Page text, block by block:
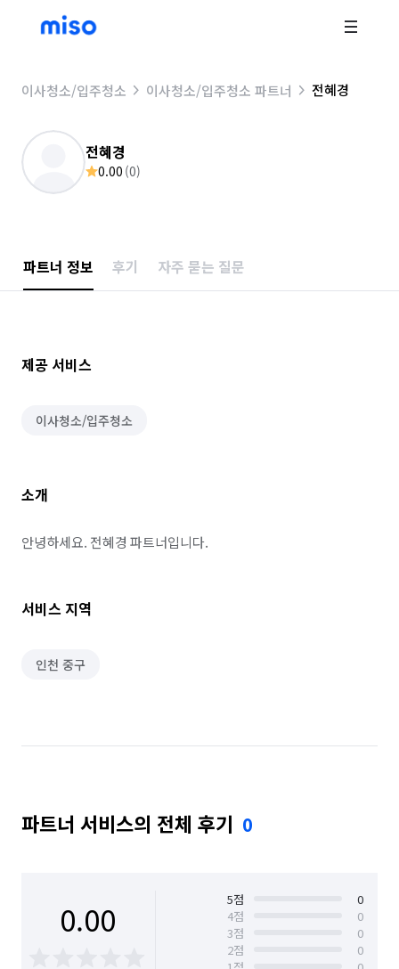
이사청소/입주청소 이사청소/입주청소 파트너 전혜경
전혜경
0.00 (0)
파트너 정보 후기 자주 묻는 질문
제공 서비스
이사청소/입주청소
소개
안녕하세요. 전혜경 파트너입니다.
서비스 지역
인천 중구
파트너 서비스의 전체 후기 0
0.00 5점
0
4점
0
3점
0
2점
0